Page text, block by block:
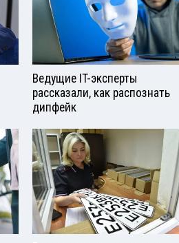
Ведущие IT-эксперты
рассказали, как распознать
дипфейк